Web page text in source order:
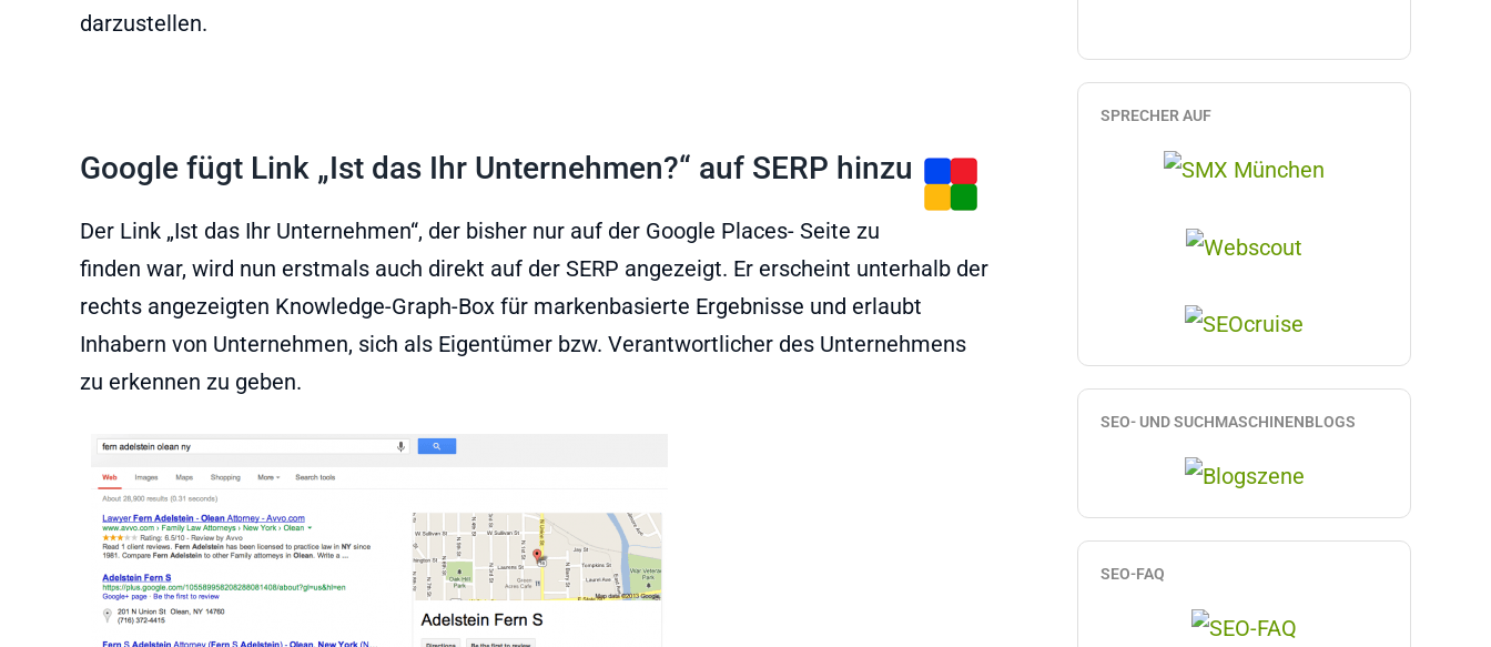
darzustellen.
Google fügt Link „Ist das Ihr Unternehmen?“ auf SERP hinzu
Der Link „Ist das Ihr Unternehmen“, der bisher nur auf der Google Places- Seite zu
finden war, wird nun erstmals auch direkt auf der SERP angezeigt. Er erscheint unterhalb der
rechts angezeigten Knowledge-Graph-Box für markenbasierte Ergebnisse und erlaubt
Inhabern von Unternehmen, sich als Eigentümer bzw. Verantwortlicher des Unternehmens
zu erkennen zu geben.
SPRECHER AUF
SEO- UND SUCHMASCHINENBLOGS
SEO-FAQ